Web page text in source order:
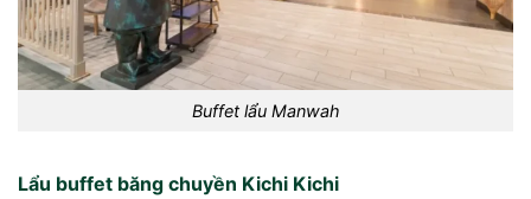
Buffet lẩu Manwah
Lẩu buffet băng chuyền Kichi Kichi